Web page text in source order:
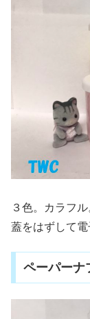
３色。カラフル
蓋をはずして電
ペーパーナ